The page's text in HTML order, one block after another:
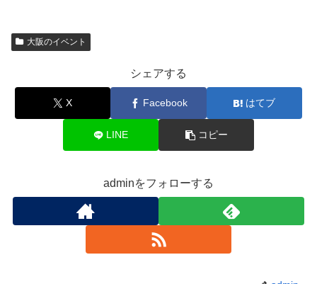
大阪のイベント
シェアする
X Facebook はてブ
LINE コピー
adminをフォローする